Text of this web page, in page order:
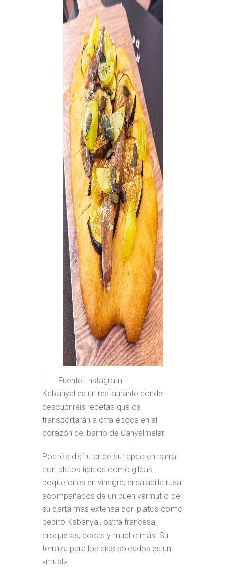
Fuente: Instagram
Kabanyal es un restaurante donde
descubriréis recetas que os
transportarán a otra época en el
corazón del barrio de Canyalmelar.
Podréis disfrutar de su tapeo en barra
con platos típicos como gildas,
boquerones en vinagre, ensaladilla rusa
acompañados de un buen vermut o de
su carta más extensa con platos como
pepito Kabanyal, ostra francesa,
croquetas, cocas y mucho más. Su
terraza para los días soleados es un
«must».